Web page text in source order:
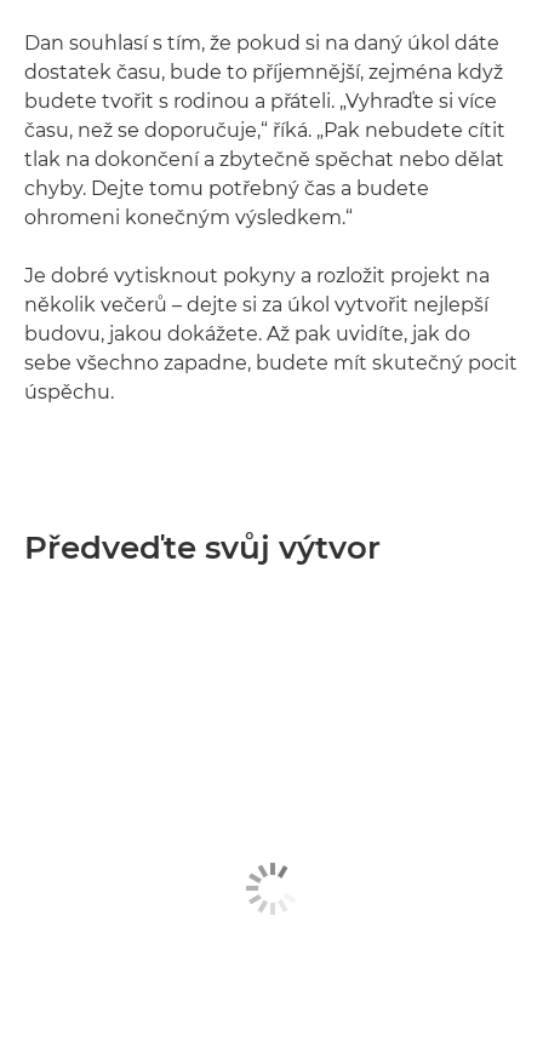
Dan souhlasí s tím, že pokud si na daný úkol dáte
dostatek času, bude to příjemnější, zejména když
budete tvořit s rodinou a přáteli. „Vyhraďte si více
času, než se doporučuje,“ říká. „Pak nebudete cítit
tlak na dokončení a zbytečně spěchat nebo dělat
chyby. Dejte tomu potřebný čas a budete
ohromeni konečným výsledkem.“
Je dobré vytisknout pokyny a rozložit projekt na
několik večerů – dejte si za úkol vytvořit nejlepší
budovu, jakou dokážete. Až pak uvidíte, jak do
sebe všechno zapadne, budete mít skutečný pocit
úspěchu.
Předveďte svůj výtvor